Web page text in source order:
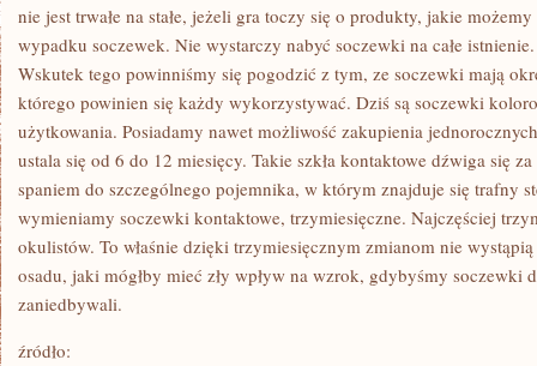
nie jest trwałe na stałe, jeżeli gra toczy się o produkty, jakie
wypadku soczewek. Nie wystarczy nabyć soczewki na całe
Wskutek tego powinniśmy się pogodzić z tym, ze soczewki mają
którego powinien się każdy wykorzystywać. Dziś są soczewki
użytkowania. Posiadamy nawet możliwość zakupienia
ustala się od 6 do 12 miesięcy. Takie szkła kontaktowe dźwiga się
spaniem do szczególnego pojemnika, w którym znajduje się trafny
wymieniamy soczewki kontaktowe, trzymiesięczne. Najczęściej
okulistów. To właśnie dzięki trzymiesięcznym zmianom nie
osadu, jaki mógłby mieć zły wpływ na wzrok, gdybyśmy soczewki
zaniedbywali.
źródło: